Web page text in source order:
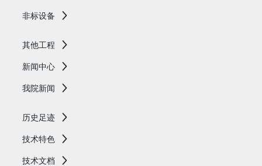
非标设备
其他工程
新闻中心
我院新闻
历史足迹
技术特色
技术文档